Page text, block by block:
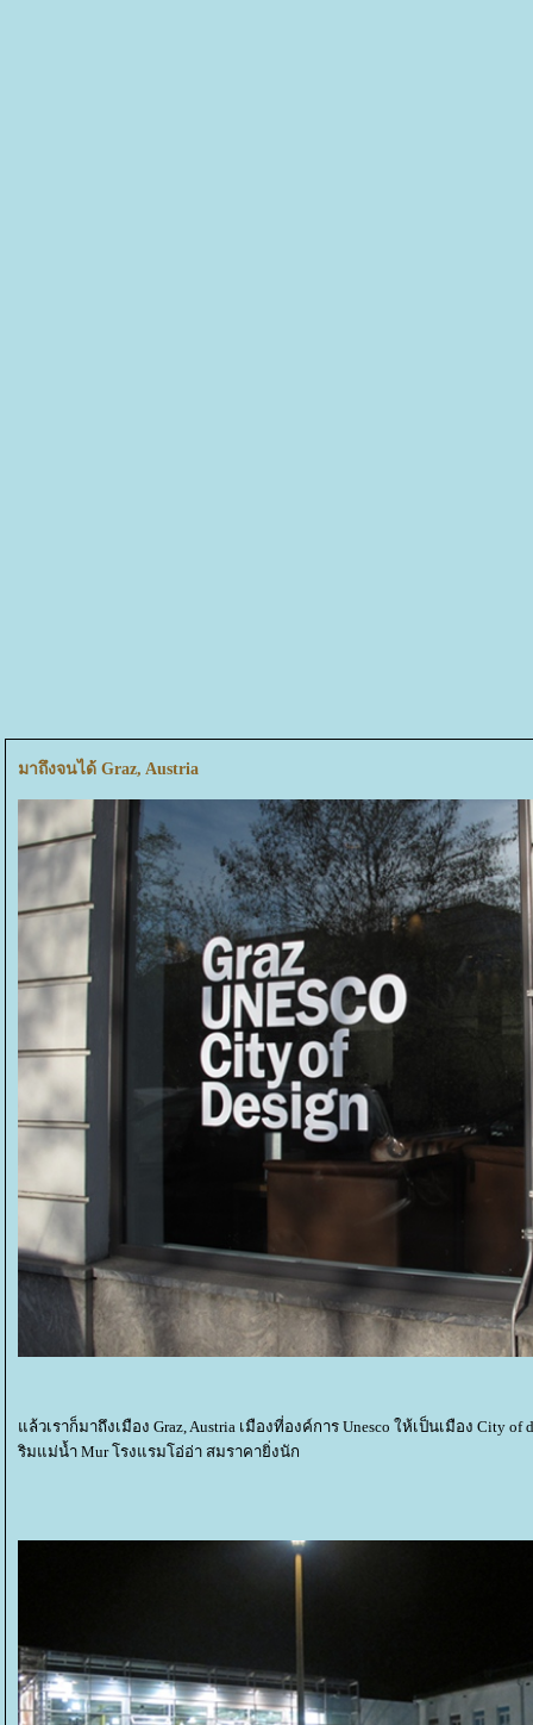
มาถึงจนได้ Graz, Austria
ล้วเราก็มาถึงเมือง Graz, Austria เมืองที่องค์การ Unesco ให้เป็นเมือง City of
ริมแม่น้ำ Mur โรงแรมโอ่อ่า สมราคายิ่งนัก